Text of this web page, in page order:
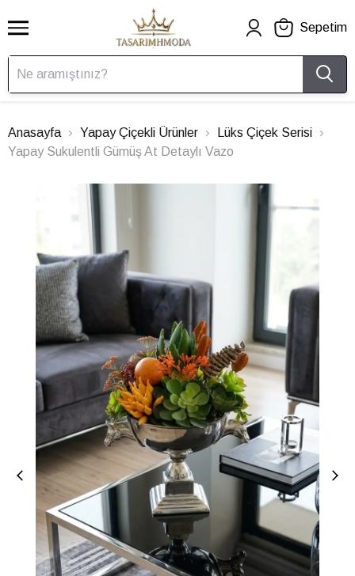
Sepetim
Anasayfa Yapay Çiçekli Ürünler
Lüks Çiçek Serisi
Yapay Sukulentli Gümüş At Detaylı Vazo